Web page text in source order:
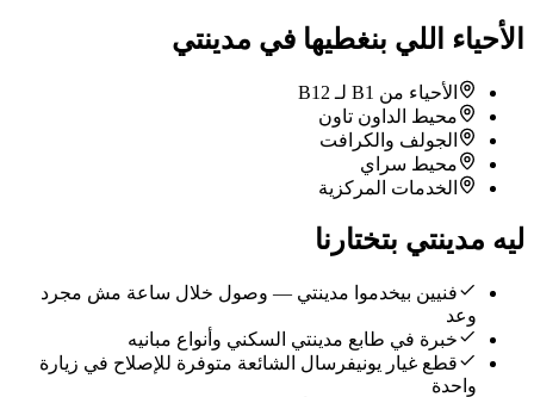
الأحياء اللي بنغطيها في مدينتي
الأحياء من B1 لـ B12
محيط الداون تاون
الجولف والكرافت
محيط سراي
الخدمات المركزية
ليه مدينتي بتختارنا
فنيين بيخدموا مدينتي — وصول خلال ساعة مش مجرد
وعد
خبرة في طابع مدينتي السكني وأنواع مبانيه
قطع غيار يونيفرسال الشائعة متوفرة للإصلاح في زيارة
واحدة